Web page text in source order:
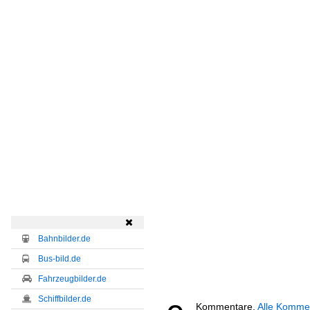

Bahnbilder.de
Bus-bild.de
Fahrzeugbilder.de
Schiffbilder.de
Kommentare, Alle